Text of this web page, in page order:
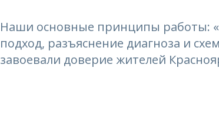
Наши основные принципы работы:
подход, разъяснение диагноза и
завоевали доверие жителей